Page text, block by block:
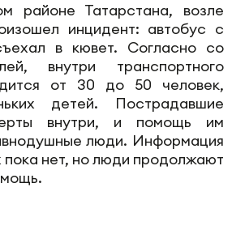
районе Татарстана, возле
инцидент: автобус с
в кювет. Согласно со
внутри транспортного
от 30 до 50 человек,
детей. Пострадавшие
внутри, и помощь им
люди. Информация
нет, но люди продолжают